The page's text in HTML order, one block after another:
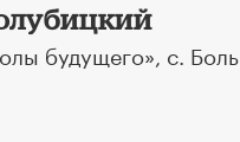
будущего», с.